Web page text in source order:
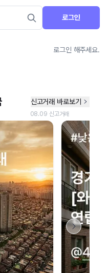
로그인
로그인 해주세요.
결 안내
아 지도를 불러올 수 없습니다.
죄송합니다.